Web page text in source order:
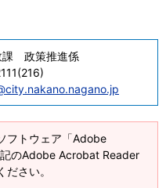
政策推進係
フトウェア「Adobe
のAdobe Acrobat Reader
さい。